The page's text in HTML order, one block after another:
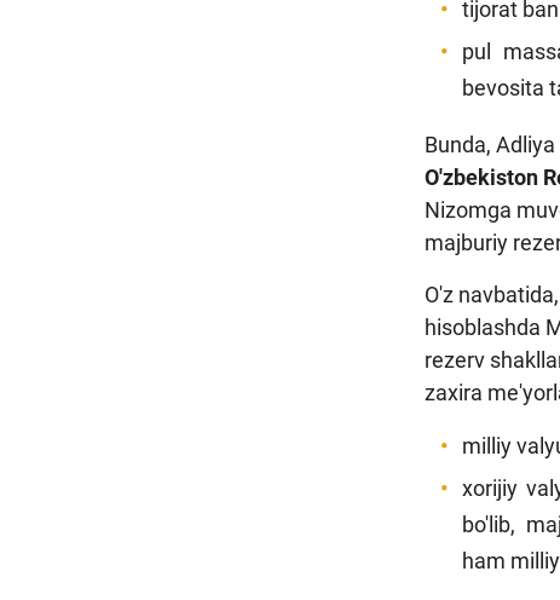
tijorat
pul
bevosita
Bunda,
O'zbekiston
Nizomga
majburiy
O'z
hisoblashda
rezerv
zaxira
milliy
xorijiy
bo'lib,
ham